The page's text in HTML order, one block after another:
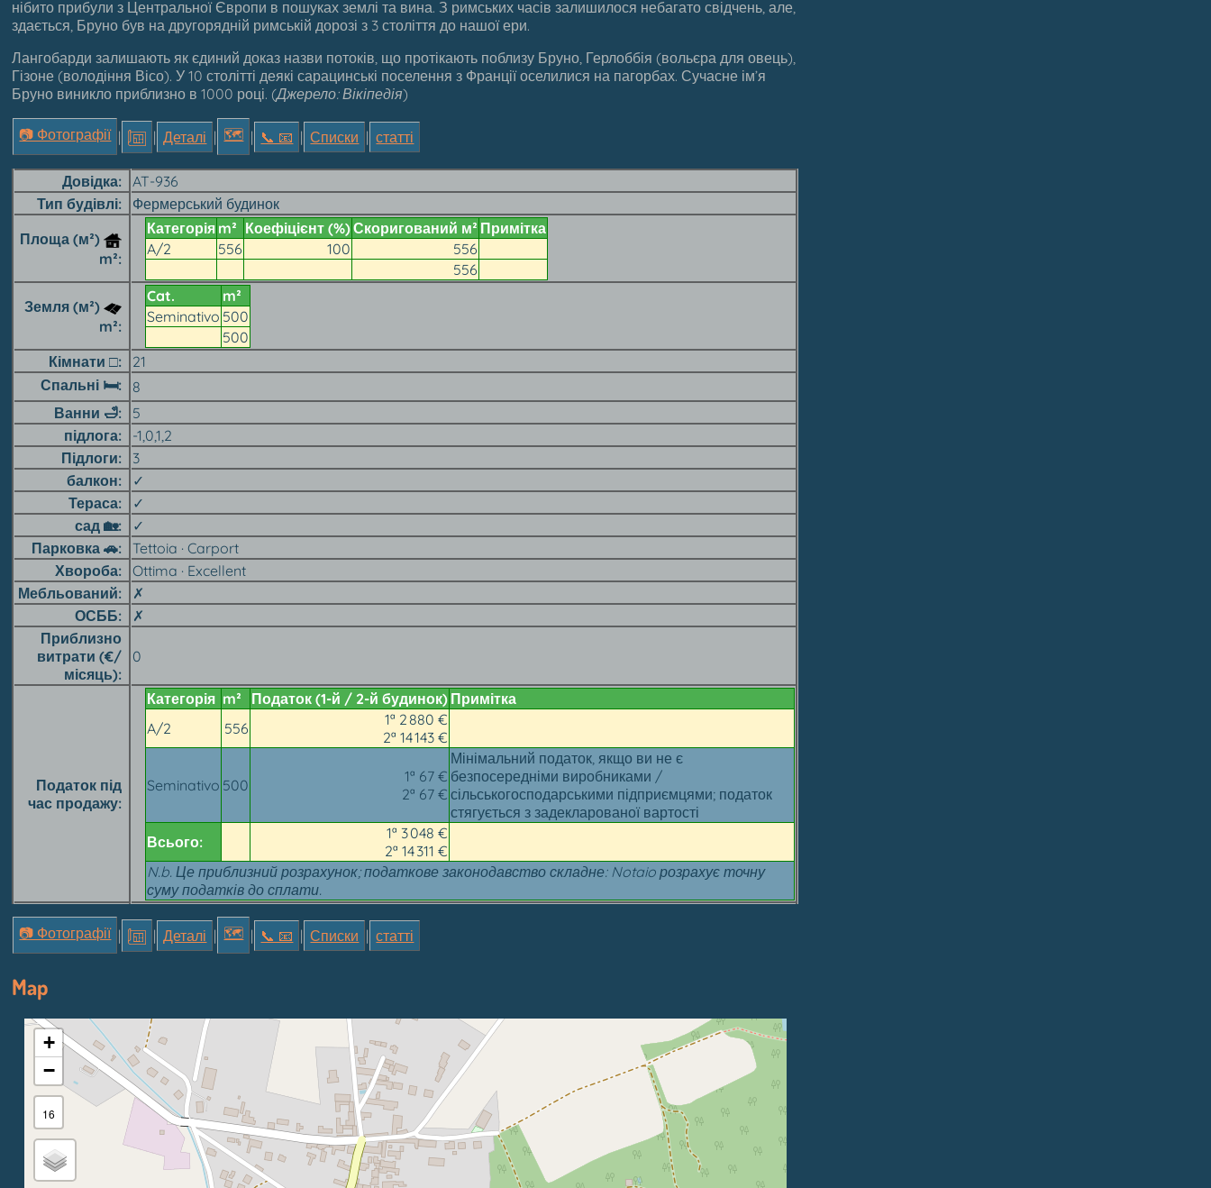
нібито прибули з Центральної Європи в пошуках землі та вина. З римських часів залишилося небагато свідчень, але,
здається, Бруно був на другорядній римській дорозі з 3 століття до нашої ери.
Лангобарди залишають як єдиний доказ назви потоків, що протікають поблизу Бруно, Герлоббія (вольєра для овець),
Гізоне (володіння Вісо). У 10 столітті деякі сарацинські поселення з Франції оселилися на пагорбах. Сучасне ім’я
Бруно виникло приблизно в 1000 році. (Джерело: Вікіпедія)
📷 Фотографії | | Деталі | 🗺 | 📞︎ 📧 | Списки | статті
Довідка
AT-936
Тип будівлі
Фермерський будинок
Площа (м²)
m²
Категорія m² Коефіцієнт (%)Скоригований м² Примітка
A/2
556 100
556
556
Земля (м²)
m²
Cat.
m²
Seminativo 500
500
Кімнати □
21
Спальні 🛏
8
Ванни 🛁
5
підлога
-1,0,1,2
Підлоги
3
балкон
✓
Тераса
✓
сад 🏡︎
✓
Парковка 🚗︎
Tettoia · Carport
Хвороба
Ottima · Excellent
Мебльований
✗
ОСББ
✗
Приблизно
витрати (€/
місяць)
0
Податок під
час продажу
Категорія m² Податок (1-й / 2-й будинок) Примітка
A/2
556
1ª 2 880 €
2ª 14 143 €
Seminativo 500
1ª 67 €
2ª 67 €
Мінімальний податок, якщо ви не є
безпосередніми виробниками /
сільськогосподарськими підприємцями; податок
стягується з задекларованої вартості
Всього:
1ª 3 048 €
2ª 14 311 €
N.b. Це приблизний розрахунок; податкове законодавство складне: Notaio розрахує точну
суму податків до сплати.
📷 Фотографії | | Деталі | 🗺 | 📞︎ 📧 | Списки | статті
Map
+
−
16